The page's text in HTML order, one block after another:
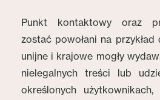
Punkt kontaktowy oraz
zostać powołani na
unijne i krajowe mogły
nielegalnych treści lub
określonych